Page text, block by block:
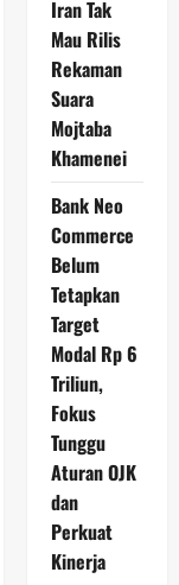
Iran Tak
Mau Rilis
Rekaman
Suara
Mojtaba
Khamenei
Bank Neo
Commerce
Belum
Tetapkan
Target
Modal Rp 6
Triliun,
Fokus
Tunggu
Aturan OJK
dan
Perkuat
Kinerja